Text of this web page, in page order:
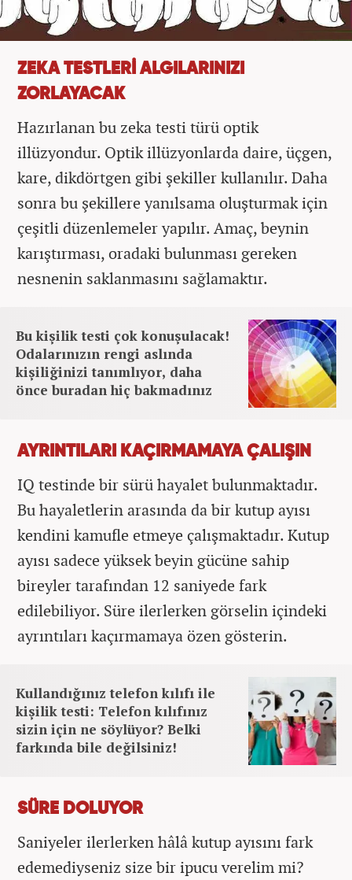
ZEKA TESTLERİ ALGILARINIZI
ZORLAYACAK
Hazırlanan bu zeka testi türü optik
illüzyondur. Optik illüzyonlarda daire, üçgen,
kare, dikdörtgen gibi şekiller kullanılır. Daha
sonra bu şekillere yanılsama oluşturmak için
çeşitli düzenlemeler yapılır. Amaç, beynin
karıştırması, oradaki bulunması gereken
nesnenin saklanmasını sağlamaktır.
Bu kişilik testi çok konuşulacak!
Odalarınızın rengi aslında
kişiliğinizi tanımlıyor, daha
önce buradan hiç bakmadınız
AYRINTILARI KAÇIRMAMAYA ÇALIŞIN
IQ testinde bir sürü hayalet bulunmaktadır.
Bu hayaletlerin arasında da bir kutup ayısı
kendini kamufle etmeye çalışmaktadır. Kutup
ayısı sadece yüksek beyin gücüne sahip
bireyler tarafından 12 saniyede fark
edilebiliyor. Süre ilerlerken görselin içindeki
ayrıntıları kaçırmamaya özen gösterin.
Kullandığınız telefon kılıfı ile
kişilik testi: Telefon kılıfınız
sizin için ne söylüyor? Belki
farkında bile değilsiniz!
SÜRE DOLUYOR
Saniyeler ilerlerken hâlâ kutup ayısını fark
edemediyseniz size bir ipucu verelim mi?